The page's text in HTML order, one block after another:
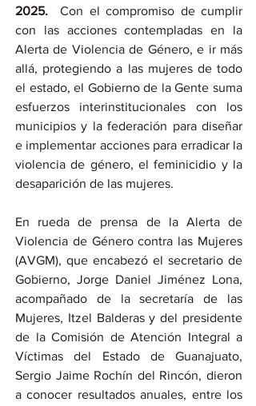
2025. Con el compromiso de cumplir
con las acciones contempladas en la
Alerta de Violencia de Género, e ir más
allá, protegiendo a las mujeres de todo
el estado, el Gobierno de la Gente suma
esfuerzos interinstitucionales con los
municipios y la federación para diseñar
e implementar acciones para erradicar la
violencia de género, el feminicidio y la
desaparición de las mujeres.
En rueda de prensa de la Alerta de
Violencia de Género contra las Mujeres
(AVGM), que encabezó el secretario de
Gobierno, Jorge Daniel Jiménez Lona,
acompañado de la secretaría de las
Mujeres, Itzel Balderas y del presidente
de la Comisión de Atención Integral a
Víctimas del Estado de Guanajuato,
Sergio Jaime Rochín del Rincón, dieron
a conocer resultados anuales, entre los